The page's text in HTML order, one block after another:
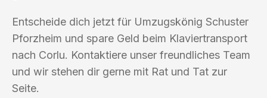
Entscheide dich jetzt für Umzugskönig Schuster
Pforzheim und spare Geld beim Klaviertransport
nach Corlu. Kontaktiere unser freundliches Team
und wir stehen dir gerne mit Rat und Tat zur
Seite.